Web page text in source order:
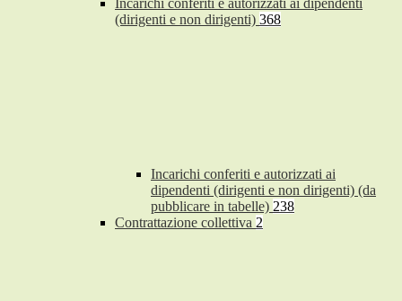
Incarichi conferiti e autorizzati ai dipendenti
(dirigenti e non dirigenti) 368
Incarichi conferiti e autorizzati ai
dipendenti (dirigenti e non dirigenti) (da
pubblicare in tabelle) 238
Contrattazione collettiva 2